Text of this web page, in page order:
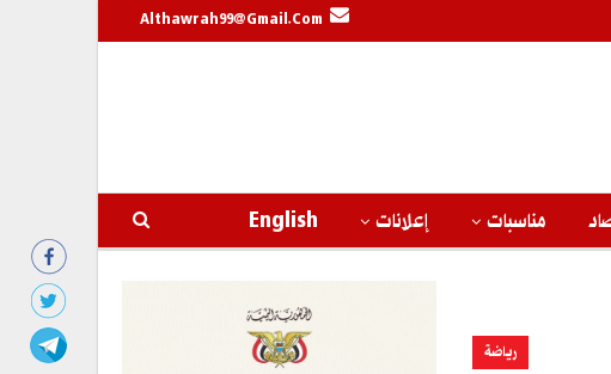
Althawrah99@gmail.com
مناسبات إعلانات English
رياضة